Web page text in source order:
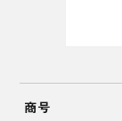
商号